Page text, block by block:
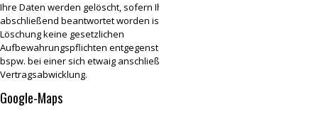
Ihre Daten werden gelöscht, sofern Ihre Anfrage
abschließend beantwortet worden ist und der
Löschung keine gesetzlichen
Aufbewahrungspflichten entgegenstehen, wie
bspw. bei einer sich etwaig anschließenden
Vertragsabwicklung.
Google-Maps